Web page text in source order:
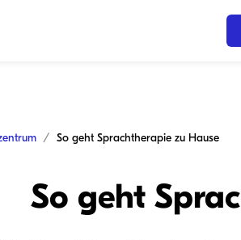
So geht Sprachtherapie zu Hause
So geht